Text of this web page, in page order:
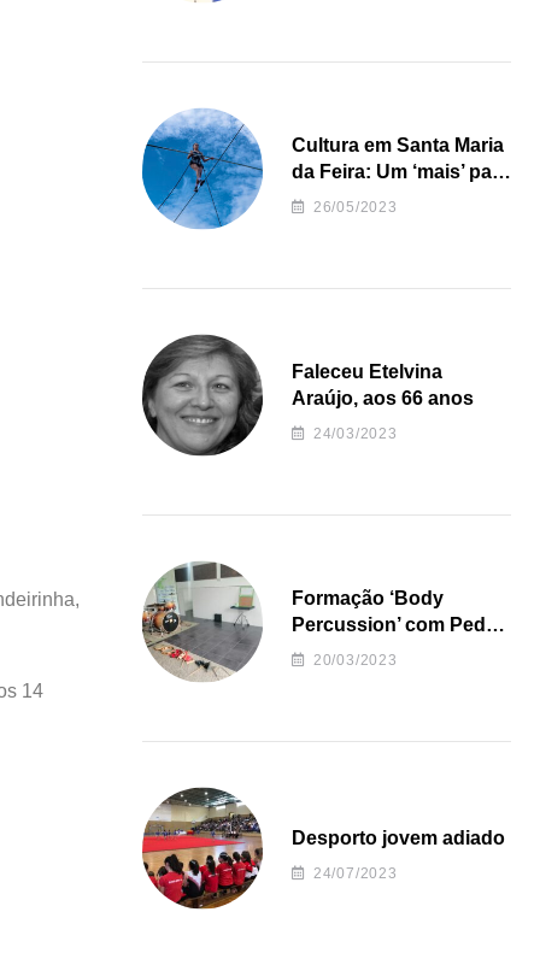
14
Cultura em Santa Maria
da Feira: Um ‘mais’ para
o Concelho
26/05/2023
Faleceu Etelvina
Araújo, aos 66 anos
24/03/2023
Formação ‘Body
Percussion’ com Pedro
Almeida
20/03/2023
Desporto jovem adiado
24/07/2023